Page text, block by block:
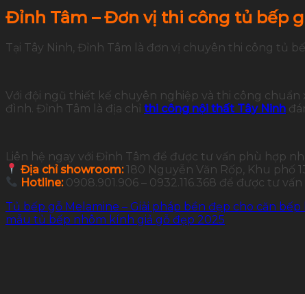
Đỉnh Tâm – Đơn vị thi công tủ bếp
Tại Tây Ninh, Đỉnh Tâm là đơn vị chuyên thi công tủ
Với đội ngũ thiết kế chuyên nghiệp và thi công
đình. Đỉnh Tâm là địa chỉ thi công nội thất Tây Ninh
Liên hệ ngay với Đỉnh Tâm để được tư vấn phù hợp
Địa chỉ showroom:180 Nguyễn Văn Rốp, Khu phố
Hotline: 0908.901.906 – 0932.116.368 để được tư
Tủ bếp gỗ Melamine – Giải pháp bền đẹp cho căn bếp
mẫu tủ bếp nhôm kính giả gỗ đẹp 2025